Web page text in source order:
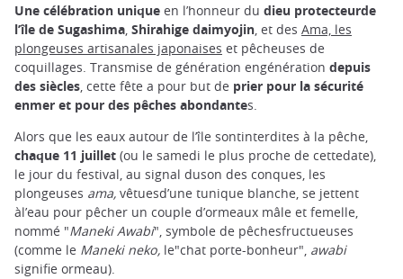
Une célébration unique en l’honneur du dieu protecteurde
l’île de Sugashima, Shirahige daimyojin, et des Ama, les
plongeuses artisanales japonaises et pêcheuses de
coquillages. Transmise de génération engénération depuis
des siècles, cette fête a pour but de prier pour la sécurité
enmer et pour des pêches abondantes.
Alors que les eaux autour de l’île sontinterdites à la pêche,
chaque 11 juillet (ou le samedi le plus proche de cettedate),
le jour du festival, au signal duson des conques, les
plongeuses ama, vêtuesd’une tunique blanche, se jettent
àl’eau pour pêcher un couple d’ormeaux mâle et femelle,
nommé "Maneki Awabi", symbole de pêchesfructueuses
(comme le Maneki neko, le"chat porte-bonheur", awabi
signifie ormeau).